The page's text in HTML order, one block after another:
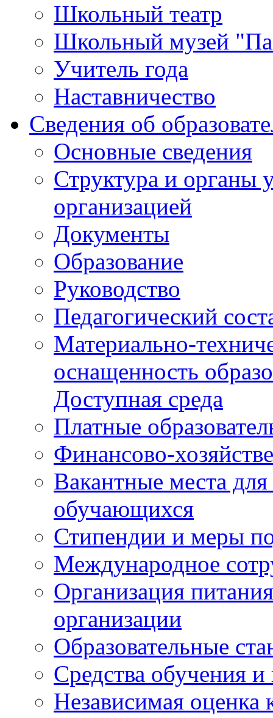
Школьный театр
Школьный музей
Учитель года
Наставничество
Сведения об
Основные сведения
Структура и органы
организацией
Документы
Образование
Руководство
Педагогический
Материально-
оснащенность
Доступная среда
Платные
Финансово-
Вакантные места
обучающихся
Стипендии и меры
Международное
Организация
организации
Образовательные
Средства обучения и
Независимая оценка